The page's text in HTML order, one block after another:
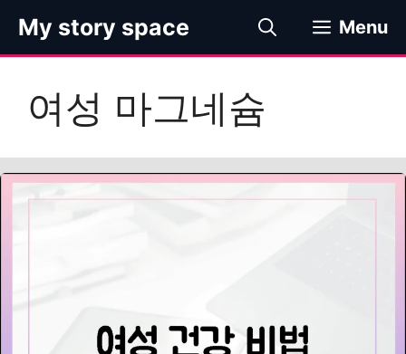
츠
기
My story space Menu
여성 마그네슘